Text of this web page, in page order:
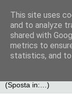
This site uses
and to analyze
shared with
metrics to
statistics, and